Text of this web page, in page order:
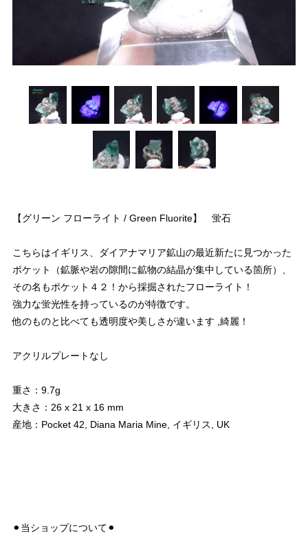
【グリーン フローライト / Green Fluorite】 蛍石
こちらはイギリス、ダイアナマリア鉱山の最近新たに見つかった
ポケット（鉱脈や岩の隙間に鉱物の結晶が集中している箇所）、
その名もポケット４２！から採掘されたフローライト！
強力な蛍光性を持っているのが特徴です。
他のものと比べても透明度や美しさが違います ,綺麗！
アクリルプレートなし
重さ：9.7g
大きさ：26 x 21 x 16 mm
産地：Pocket 42, Diana Maria Mine, イギリス, UK
⚫︎当ショップについて⚫︎